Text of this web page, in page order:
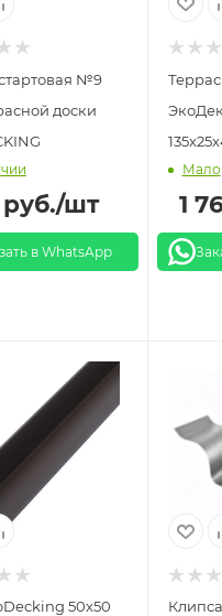
№9
доски
руб./шт
в WhatsApp
Мало
1
50х50